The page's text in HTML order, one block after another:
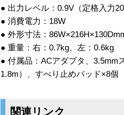
● 出力レベル：0.9V（定格入力
● 消費電力：18W
● 外形寸法：
● 重量：右：0.7kg、左：0.6kg
● 付属品：ACアダプタ、3.5mm
1.8m）、すべり止めパッド×8個
関連リンク